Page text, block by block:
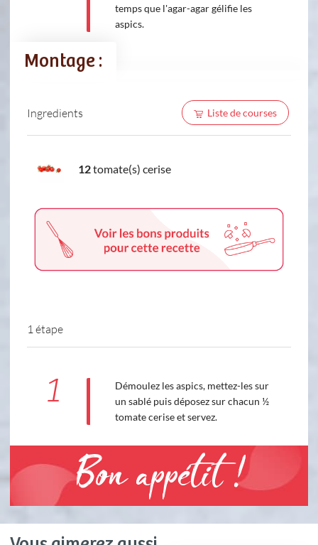
temps que l'agar-agar gélifie les
aspics.
Montage :
Ingredients Liste de courses
12tomate(s) cerise
1 étape
1
Démoulez les aspics, mettez-les sur
un sablé puis déposez sur chacun ½
tomate cerise et servez.
Bon appétit !